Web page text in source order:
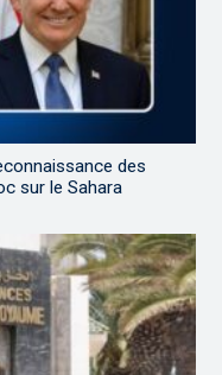
des
sur le Sahara